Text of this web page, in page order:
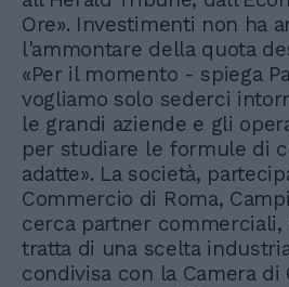
Ore». Investimenti non ha
l'ammontare della quota
«Per il momento - spiega
vogliamo solo sederci
le grandi aziende e gli
per studiare le formule di
adatte». La società,
Commercio di Roma,
cerca partner commerciali,
tratta di una scelta
condivisa con la Camera di